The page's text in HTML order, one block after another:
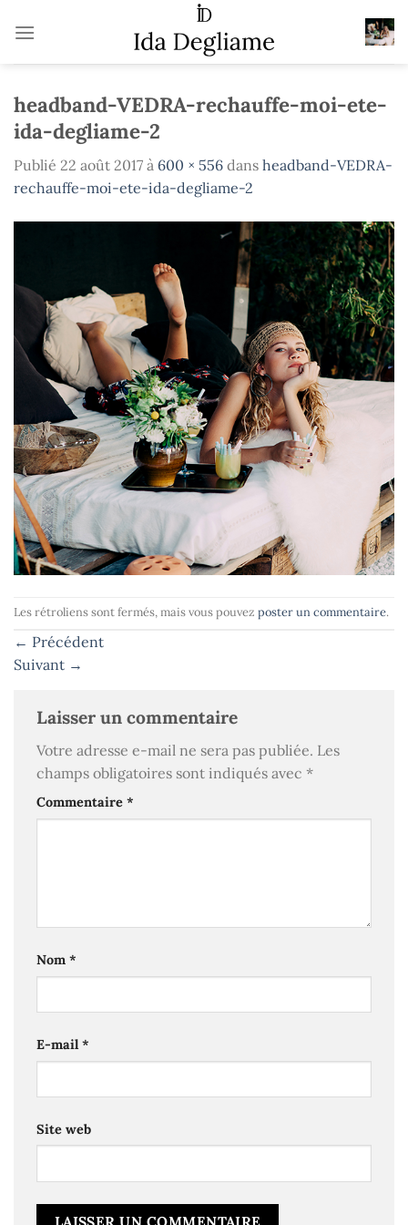
headband-VEDRA-rechauffe-moi-ete-
ida-degliame-2
Publié 22 août 2017 à 600 × 556 dans headband-VEDRA-
rechauffe-moi-ete-ida-degliame-2
Les rétroliens sont fermés, mais vous pouvez poster un commentaire.
← Précédent
Suivant →
Laisser un commentaire
Votre adresse e-mail ne sera pas publiée. Les
champs obligatoires sont indiqués avec *
Commentaire *
Nom *
E-mail*
Site web